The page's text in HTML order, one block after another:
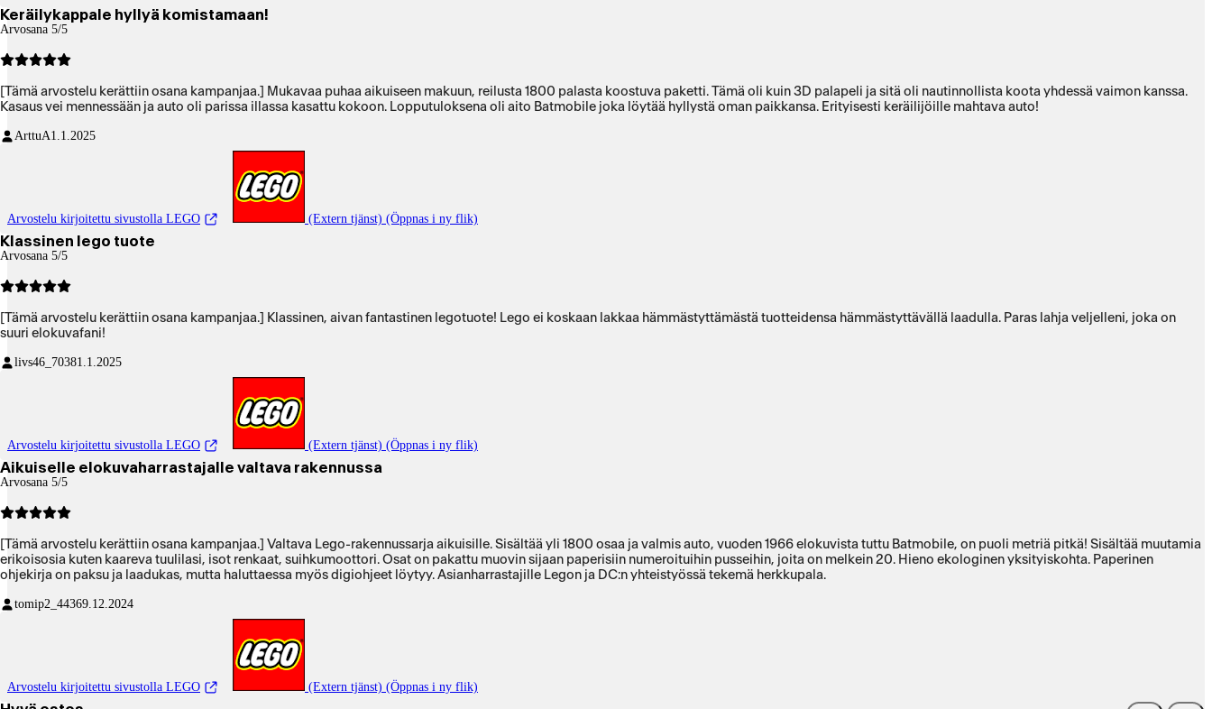
Keräilykappale hyllyä komistamaan!
Arvosana 5/5
[Tämä arvostelu kerättiin osana kampanjaa.] Mukavaa puhaa aikuiseen makuun, reilusta 1800 palasta koostuva paketti. Tämä oli kuin 3D palapeli ja sitä oli nautinnollista koota yhdessä vaimon kanssa.
Kasaus vei mennessään ja auto oli parissa illassa kasattu kokoon. Lopputuloksena oli aito Batmobile joka löytää hyllystä oman paikkansa. Erityisesti keräilijöille mahtava auto!
ArttuA1.1.2025
Arvostelu kirjoitettu sivustolla LEGO (Extern tjänst) (Öppnas i ny flik)
Klassinen lego tuote
Arvosana 5/5
[Tämä arvostelu kerättiin osana kampanjaa.] Klassinen, aivan fantastinen legotuote! Lego ei koskaan lakkaa hämmästyttämästä tuotteidensa hämmästyttävällä laadulla. Paras lahja veljelleni, joka on
suuri elokuvafani!
livs46_70381.1.2025
Arvostelu kirjoitettu sivustolla LEGO (Extern tjänst) (Öppnas i ny flik)
Aikuiselle elokuvaharrastajalle valtava rakennussa
Arvosana 5/5
[Tämä arvostelu kerättiin osana kampanjaa.] Valtava Lego-rakennussarja aikuisille. Sisältää yli 1800 osaa ja valmis auto, vuoden 1966 elokuvista tuttu Batmobile, on puoli metriä pitkä! Sisältää muutamia
erikoisosia kuten kaareva tuulilasi, isot renkaat, suihkumoottori. Osat on pakattu muovin sijaan paperisiin numeroituihin pusseihin, joita on melkein 20. Hieno ekologinen yksityiskohta. Paperinen
ohjekirja on paksu ja laadukas, mutta haluttaessa myös digiohjeet löytyy. Asianharrastajille Legon ja DC:n yhteistyössä tekemä herkkupala.
tomip2_44369.12.2024
Arvostelu kirjoitettu sivustolla LEGO (Extern tjänst) (Öppnas i ny flik)